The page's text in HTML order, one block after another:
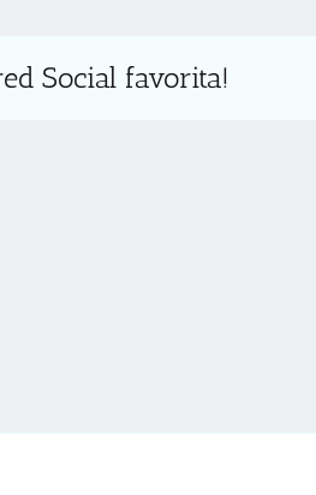
Social favorita!